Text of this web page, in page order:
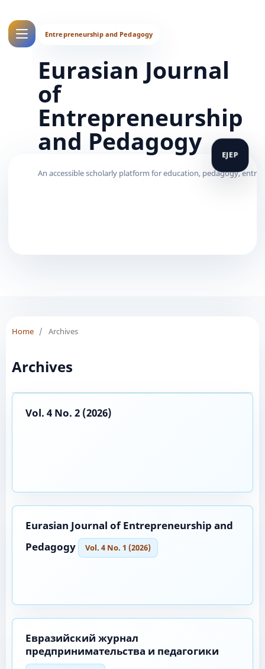
Eurasian Journal
of
Entrepreneurship
and Pedagogy
Home / Archives
Archives
Vol. 4 No. 2 (2026)
Eurasian Journal of Entrepreneurship and
Pedagogy
Vol. 4 No. 1 (2026)
Евразийский журнал
предпринимательства и педагогики